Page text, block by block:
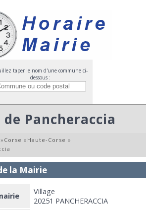
taper le nom d'une commune ci-
dessous :
Pancheraccia
» Corse » Haute-Corse »
la Mairie
Village
20251 PANCHERACCIA